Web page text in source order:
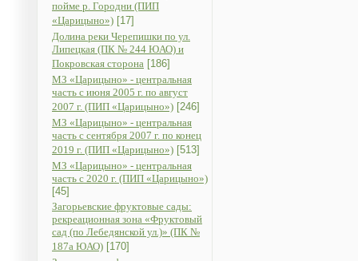
пойме р. Городни (ПИП
«Царицыно») [17]
Долина реки Черепишки по ул.
Липецкая (ПК № 244 ЮАО) и
Покровская сторона [186]
МЗ «Царицыно» - центральная
часть с июня 2005 г. по август
2007 г. (ПИП «Царицыно») [246]
МЗ «Царицыно» - центральная
часть с сентября 2007 г. по конец
2019 г. (ПИП «Царицыно») [513]
МЗ «Царицыно» - центральная
часть с 2020 г. (ПИП «Царицыно»)
[45]
Загорьевские фруктовые сады:
рекреационная зона «Фруктовый
сад (по Лебедянской ул.)» (ПК №
187а ЮАО) [170]